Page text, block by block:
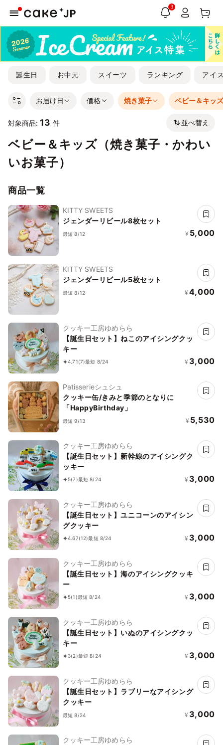
3
誕生日 お中元 スイーツ ランキング アイ
お届け日 価格 焼き菓子 ベビー＆キッ
対象商品: 13 件 並べ替え
ベビー＆キッズ（焼き菓子・かわい
いお菓子）
商品一覧
KITTY SWEETS
ジェンダーリビール8枚セット
最短 8/12 ¥ 5,000
KITTY SWEETS
ジェンダーリビール5枚セット
最短 8/12 ¥ 4,000
クッキー工房ゆめらら
【誕生日セット】ねこのアイシングクッ
キー
4.71(7)最短 8/24 ¥ 3,000
Patisserieシュシュ
クッキー缶/きみと季節のとなりに
「HappyBirthday」
最短 9/13 ¥ 5,530
クッキー工房ゆめらら
【誕生日セット】新幹線のアイシングク
ッキー
5(7)最短 8/24 ¥ 3,000
クッキー工房ゆめらら
【誕生日セット】ユニコーンのアイシン
グクッキー
4.67(12)最短 8/24 ¥ 3,000
クッキー工房ゆめらら
【誕生日セット】海のアイシングクッキ
ー
5(1)最短 8/24 ¥ 3,000
クッキー工房ゆめらら
【誕生日セット】いぬのアイシングクッ
キー
3(2)最短 8/24 ¥ 3,000
クッキー工房ゆめらら
【誕生日セット】ラブリーなアイシング
クッキー
最短 8/24 ¥ 3,000
クッキー工房ゆめらら